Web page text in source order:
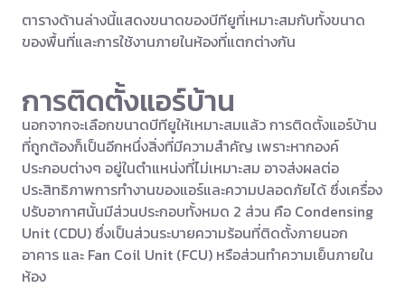
ตารางด้านล่างนี้แสดงขนาดของบีทียูที่เหมาะสมกับทั้งขนาด
ของพื้นที่และการใช้งานภายในห้องที่แตกต่างกัน
การติดตั้งแอร์บ้าน
นอกจากจะเลือกขนาดบีทียูให้เหมาะสมแล้ว การติดตั้งแอร์บ้าน
ที่ถูกต้องก็เป็นอีกหนึ่งสิ่งที่มีความสำคัญ เพราะหากองค์
ประกอบต่างๆ อยู่ในตำแหน่งที่ไม่เหมาะสม อาจส่งผลต่อ
ประสิทธิภาพการทำงานของแอร์และความปลอดภัยได้ ซึ่งเครื่อง
ปรับอากาศนั้นมีส่วนประกอบทั้งหมด 2 ส่วน คือ Condensing
Unit (CDU) ซึ่งเป็นส่วนระบายความร้อนที่ติดตั้งภายนอก
อาคาร และ Fan Coil Unit (FCU) หรือส่วนทำความเย็นภายใน
ห้อง